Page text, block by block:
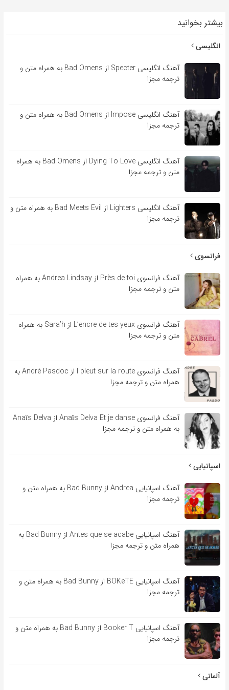
بیشتر بخوانید
انگلیسی
آهنگ انگلیسی Specter از Bad Omens به همراه متن و
ترجمه مجزا
آهنگ انگلیسی Impose از Bad Omens به همراه متن و
ترجمه مجزا
آهنگ انگلیسی Dying To Love از Bad Omens به همراه
متن و ترجمه مجزا
آهنگ انگلیسی Lighters از Bad Meets Evil به همراه متن و
ترجمه مجزا
فرانسوی
آهنگ فرانسوی Près de toi از Andrea Lindsay به همراه
متن و ترجمه مجزا
آهنگ فرانسوی L’encre de tes yeux از Sara’h به همراه
متن و ترجمه مجزا
آهنگ فرانسوی l pleut sur la route از André Pasdoc به
همراه متن و ترجمه مجزا
آهنگ فرانسوی Anaïs Delva Et je danse از Anaïs Delva
به همراه متن و ترجمه مجزا
اسپانیایی
آهنگ اسپانیایی Andrea از Bad Bunny به همراه متن و
ترجمه مجزا
آهنگ اسپانیایی Antes que se acabe از Bad Bunny به
همراه متن و ترجمه مجزا
آهنگ اسپانیایی BOKeTE از Bad Bunny به همراه متن و
ترجمه مجزا
آهنگ اسپانیایی Booker T از Bad Bunny به همراه متن و
ترجمه مجزا
آلمانی